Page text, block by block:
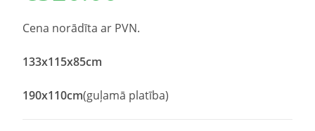
Cena norādīta ar PVN.
133x115x85cm
190x110cm(guļamā platība)